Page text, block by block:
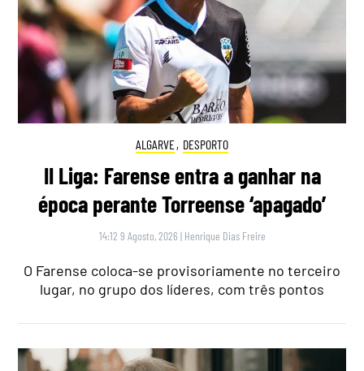
ALGARVE, DESPORTO
II Liga: Farense entra a ganhar na
época perante Torreense ‘apagado’
14:12 9 Agosto, 2026 | Henrique Dias Freire
O Farense coloca-se provisoriamente no terceiro
lugar, no grupo dos líderes, com três pontos